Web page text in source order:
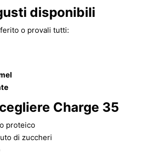
disponibili
o provali tutti:
Charge 35
proteico
di zuccheri